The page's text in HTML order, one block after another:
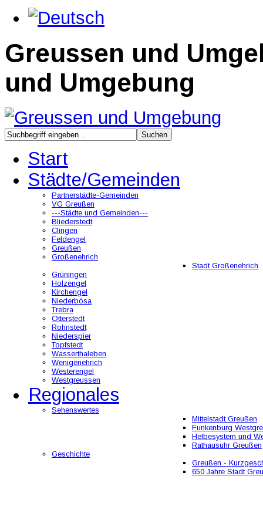
Greussen und
und Umgebung
Start
Städte/Gemeinden
Partnerstädte-Gemeinden
VG Greußen
---Städte und Gemeinden---
Bliederstedt
Clingen
Feldengel
Greußen
Großenehrich
Stadt Großenehrich
Grüningen
Holzengel
Kirchengel
Niederbösa
Trebra
Otterstedt
Rohnstedt
Niederspier
Topfstedt
Wasserthaleben
Wenigenehrich
Westerengel
Westgreussen
Regionales
Sehenswertes
Mittelstadt Greußen
Funkenburg
Helbesystem und
Rathausuhr Greußen
Geschichte
Greußen -
650 Jahre Stadt